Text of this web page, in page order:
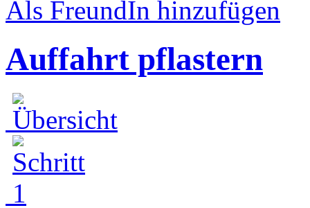
Als FreundIn hinzufügen
Auffahrt pflastern